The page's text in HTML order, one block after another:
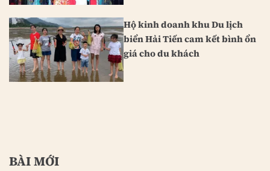
Hộ kinh doanh khu Du lịch
biển Hải Tiến cam kết bình ổn
giá cho du khách
BÀI MỚI